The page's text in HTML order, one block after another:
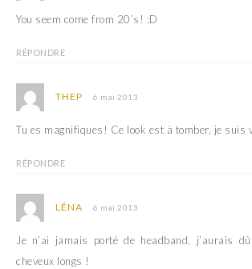
) e
You seem come from 20’s! :D
RÉPONDRE
THEP 6 mai 2013
Tu es magnifiques! Ce look est à tomber, je suis
RÉPONDRE
LÉNA 6 mai 2013
Je n’ai jamais porté de headband, j’aurais
cheveux longs !